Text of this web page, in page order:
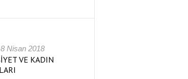
Nisan 2018
VE KADIN